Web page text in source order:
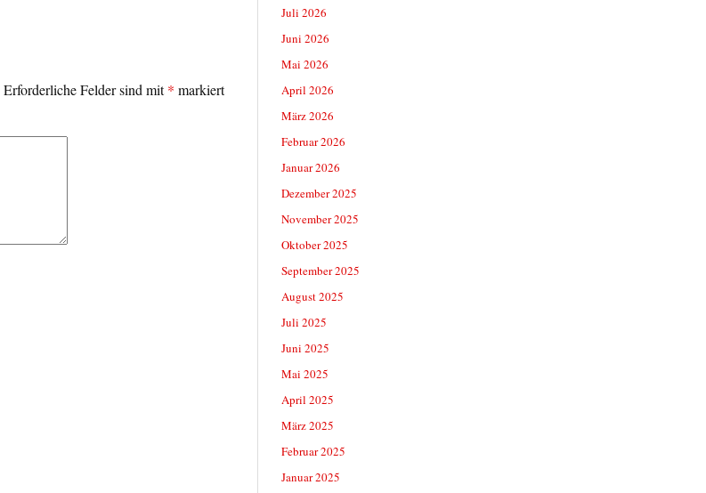
Erforderliche Felder sind mit* markiert
Juli 2026
Juni 2026
Mai 2026
April 2026
März 2026
Februar 2026
Januar 2026
Dezember 2025
November 2025
Oktober 2025
September 2025
August 2025
Juli 2025
Juni 2025
Mai 2025
April 2025
März 2025
Februar 2025
Januar 2025